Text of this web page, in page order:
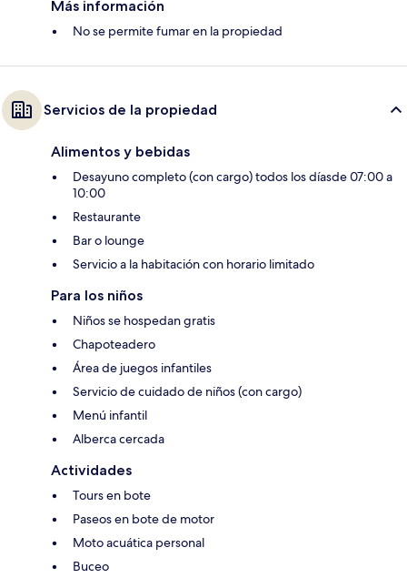
Más información
No se permite fumar en la propiedad
Servicios de la propiedad
Alimentos y bebidas
Desayuno completo (con cargo) todos los díasde 07:00 a
10:00
Restaurante
Bar o lounge
Servicio a la habitación con horario limitado
Para los niños
Niños se hospedan gratis
Chapoteadero
Área de juegos infantiles
Servicio de cuidado de niños (con cargo)
Menú infantil
Alberca cercada
Actividades
Tours en bote
Paseos en bote de motor
Moto acuática personal
Buceo